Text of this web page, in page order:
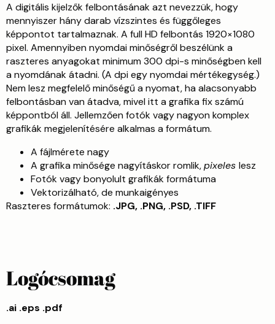
A digitális kijelzők felbontásának azt nevezzük, hogy
mennyiszer hány darab vízszintes és függőleges
képpontot tartalmaznak. A full HD felbontás 1920×1080
pixel. Amennyiben nyomdai minőségről beszélünk a
raszteres anyagokat minimum 300 dpi-s minőségben kell
a nyomdának átadni. (A dpi egy nyomdai mértékegység.)
Nem lesz megfelelő minőségű a nyomat, ha alacsonyabb
felbontásban van átadva, mivel itt a grafika fix számú
képpontból áll. Jellemzően fotók vagy nagyon komplex
grafikák megjelenítésére alkalmas a formátum.
A fájlmérete nagy
A grafika minősége nagyításkor romlik,pixeles lesz
Fotók vagy bonyolult grafikák formátuma
Vektorizálható, de munkaigényes
Raszteres formátumok: .JPG, .PNG, .PSD, .TIFF
Logócsomag
.ai .eps .pdf